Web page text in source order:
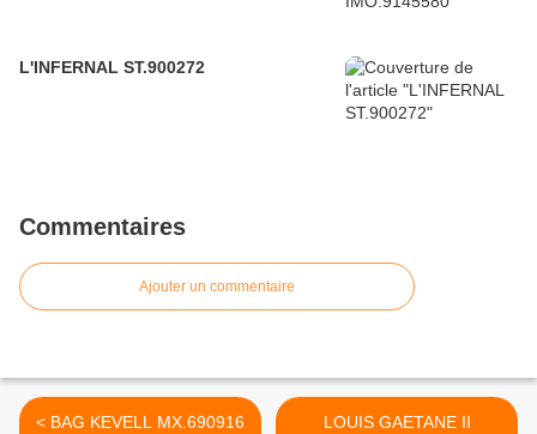
L'INFERNAL ST.900272
Commentaires
Ajouter un commentaire
< BAG KEVELL MX.690916
LOUIS GAETANE II